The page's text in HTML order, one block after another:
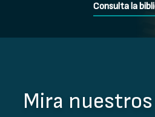
Consulta la
Mira